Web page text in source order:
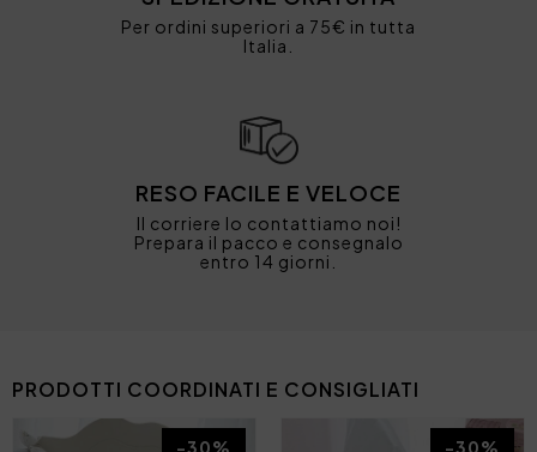
Per ordini superiori a 75€ in tutta
Italia.
RESO FACILE E VELOCE
Il corriere lo contattiamo noi!
Prepara il pacco e consegnalo
entro 14 giorni.
PRODOTTI COORDINATI E CONSIGLIATI
-30% -30%